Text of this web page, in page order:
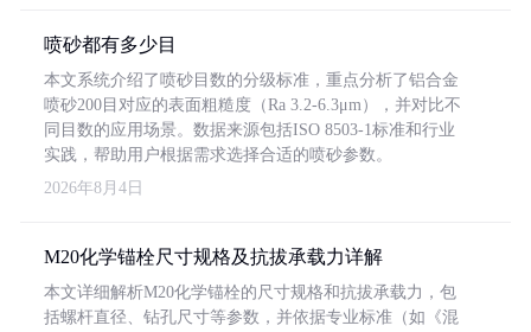
喷砂都有多少目
本文系统介绍了喷砂目数的分级标准，重点分析了铝合金
喷砂200目对应的表面粗糙度（Ra 3.2-6.3μm），并对比不
同目数的应用场景。数据来源包括ISO 8503-1标准和行业
实践，帮助用户根据需求选择合适的喷砂参数。
2026年8月4日
M20化学锚栓尺寸规格及抗拔承载力详解
本文详细解析M20化学锚栓的尺寸规格和抗拔承载力，包
括螺杆直径、钻孔尺寸等参数，并依据专业标准（如《混